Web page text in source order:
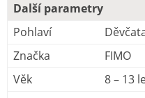
Další parametry
Pohlaví
Značka
FIMO
Věk
8 – 13